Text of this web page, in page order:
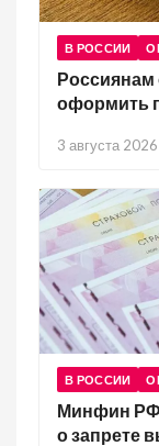
В РОССИИ
Россиянам
оформить
3 августа 2026
В РОССИИ
Минфин РФ
о запрете